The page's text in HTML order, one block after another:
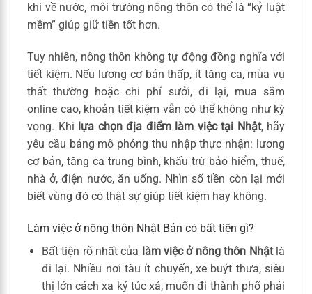
khi về nước, môi trường nông thôn có thể là “kỷ luật
mềm” giúp giữ tiền tốt hơn.
Tuy nhiên, nông thôn không tự động đồng nghĩa với
tiết kiệm. Nếu lương cơ bản thấp, ít tăng ca, mùa vụ
thất thường hoặc chi phí sưởi, đi lại, mua sắm
online cao, khoản tiết kiệm vẫn có thể không như kỳ
vọng. Khi lựa chọn địa điểm làm việc tại Nhật, hãy
yêu cầu bảng mô phỏng thu nhập thực nhận: lương
cơ bản, tăng ca trung bình, khấu trừ bảo hiểm, thuế,
nhà ở, điện nước, ăn uống. Nhìn số tiền còn lại mới
biết vùng đó có thật sự giúp tiết kiệm hay không.
Làm việc ở nông thôn Nhật Bản có bất tiện gì?
Bất tiện rõ nhất của làm việc ở nông thôn Nhậtlà
đi lại. Nhiều nơi tàu ít chuyến, xe buýt thưa, siêu
thị lớn cách xa ký túc xá, muốn đi thành phố phải